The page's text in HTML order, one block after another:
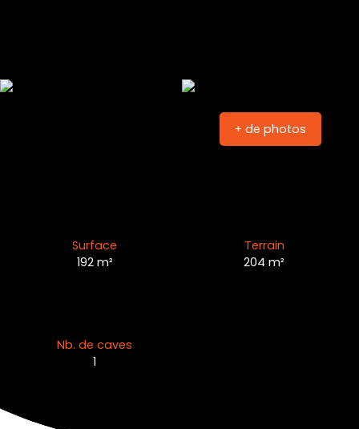
+ de photos
Surface
192 m²
Terrain
204m²
Nb. de caves
1